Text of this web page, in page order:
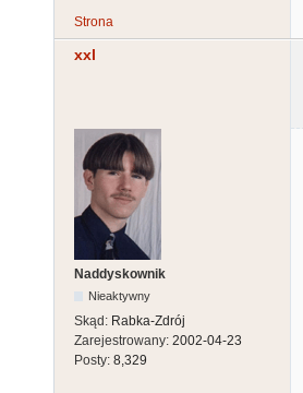
Strona
xxl
Naddyskownik
Nieaktywny
Skąd: Rabka-Zdrój
Zarejestrowany: 2002-04-23
Posty: 8,329